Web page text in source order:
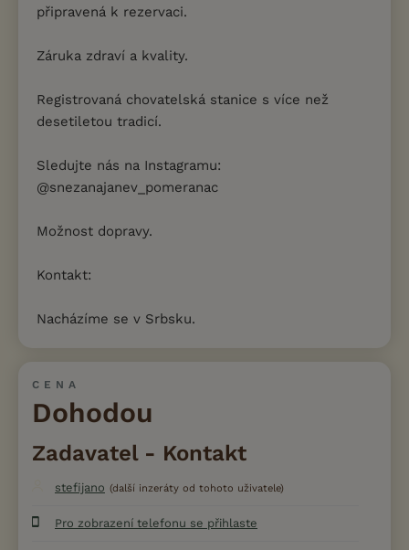
připravená k rezervaci.
Záruka zdraví a kvality.
Registrovaná chovatelská stanice s více než
desetiletou tradicí.
Sledujte nás na Instagramu:
@snezanajanev_pomeranac
Možnost dopravy.
Kontakt:
Nacházíme se v Srbsku.
CENA
Dohodou
Zadavatel - Kontakt
stefijano (další inzeráty od tohoto uživatele)
Pro zobrazení telefonu se přihlaste